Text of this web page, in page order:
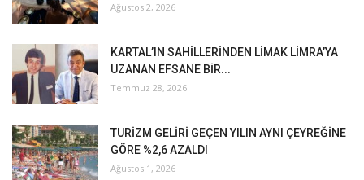
Ağustos 2, 2026
KARTAL’IN SAHİLLERİNDEN LİMAK LİMRA’YA
UZANAN EFSANE BİR...
Temmuz 28, 2026
TURİZM GELİRİ GEÇEN YILIN AYNI ÇEYREĞİNE
GÖRE %2,6 AZALDI
Ağustos 1, 2026